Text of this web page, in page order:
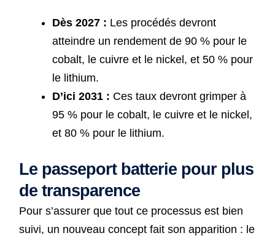
Dès 2027 : Les procédés devront
atteindre un rendement de 90 % pour le
cobalt, le cuivre et le nickel, et 50 % pour
le lithium.
D’ici 2031 : Ces taux devront grimper à
95 % pour le cobalt, le cuivre et le nickel,
et 80 % pour le lithium.
Le passeport batterie pour plus
de transparence
Pour s’assurer que tout ce processus est bien
suivi, un nouveau concept fait son apparition : le